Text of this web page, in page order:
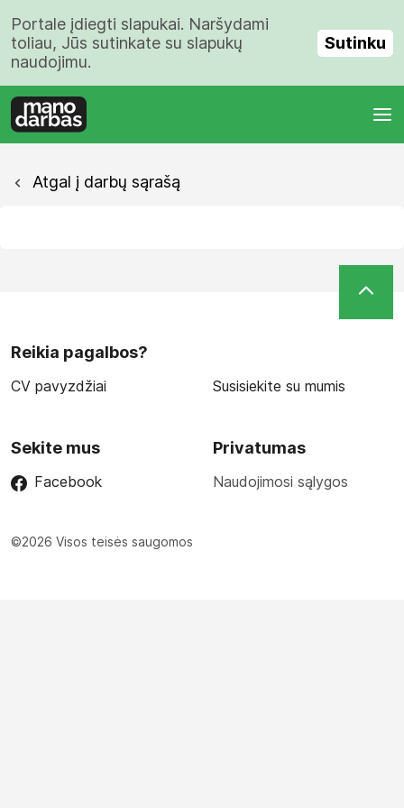
Portale įdiegti slapukai. Naršydami
toliau, Jūs sutinkate su slapukų
naudojimu.
Sutinku
Atgal į darbų sąrašą
Reikia pagalbos?
CV pavyzdžiai Susisiekite su mumis
Sekite mus
Facebook
Privatumas
Naudojimosi sąlygos
©2026 Visos teisės saugomos